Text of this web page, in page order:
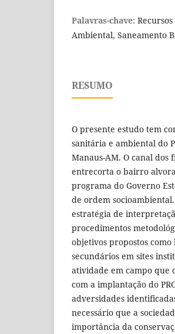
Palavras-chave:
Ambiental, Saneamento
RESUMO
O presente estudo tem
sanitária e ambiental do
Manaus-AM. O canal
entrecorta o bairro
programa do Governo
de ordem
estratégia de
procedimentos
objetivos propostos
secundários em sites
atividade em campo que
com a implantação do
adversidades
necessário que a
importância da